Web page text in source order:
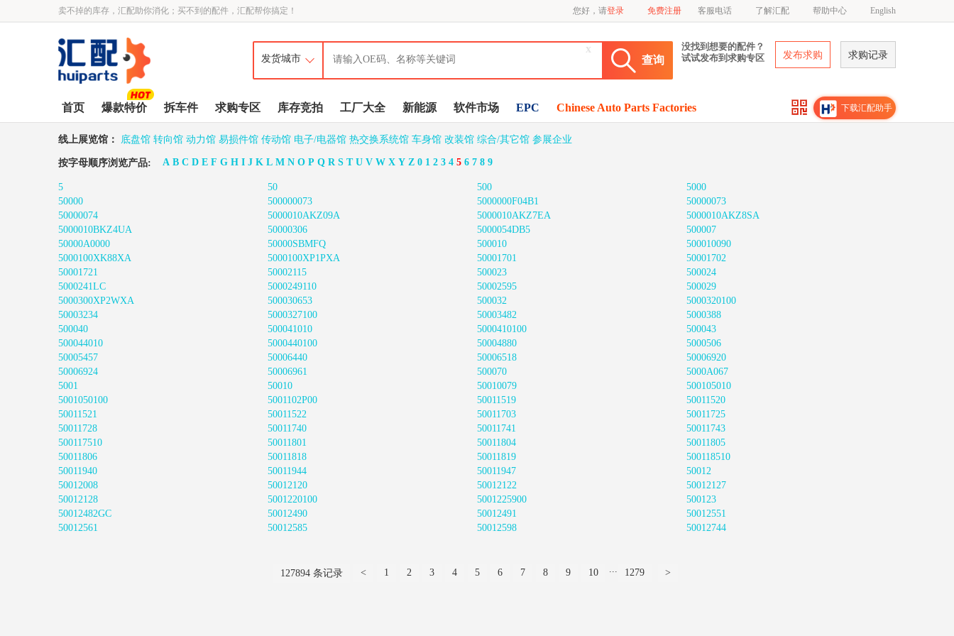
卖不掉的库存，汇配助你消化；买不到的配件，汇配帮你搞定！ 您好，请登录 免费注册 客服电话 了解汇配 帮助中心 English
查询
x
没找到想要的配件？
试试发布到求购专区
发布求购 求购记录
首页 爆款特价 拆车件 求购专区 库存竞拍 工厂大全 新能源 软件市场 EPC Chinese Auto Parts Factories 下载汇配助手
线上展览馆： 底盘馆 转向馆 动力馆 易损件馆 传动馆 电子/电器馆 热交换系统馆 车身馆 改装馆 综合/其它馆 参展企业
按字母顺序浏览产品: A B C D E F G H I J K L M N O P Q R S T U V W X Y Z 0 1 2 3 4 5 6 7 8 9
5 50 500
5000
50000
500000073 5000000F04B1
50000073
50000074
5000010AKZ09A 5000010AKZ7EA
5000010AKZ8SA
5000010BKZ4UA
50000306 5000054DB5
500007
50000A0000
50000SBMFQ 500010
500010090
5000100XK88XA
5000100XP1PXA 50001701
50001702
50001721
50002115 500023
500024
5000241LC
5000249110 50002595
500029
5000300XP2WXA
500030653 500032
5000320100
50003234
5000327100 50003482
5000388
500040
500041010 5000410100
500043
500044010
5000440100 50004880
5000506
50005457
50006440 50006518
50006920
50006924
50006961 500070
5000A067
5001
50010 50010079
500105010
5001050100
5001102P00 50011519
50011520
50011521
50011522 50011703
50011725
50011728
50011740 50011741
50011743
500117510
50011801 50011804
50011805
50011806
50011818 50011819
500118510
50011940
50011944 50011947
50012
50012008
50012120 50012122
50012127
50012128
5001220100 5001225900
500123
50012482GC
50012490 50012491
50012551
50012561
50012585 50012598 50012744
127894 条记录 < 1 2 3 4 5 6 7 8 9 10 ... 1279 >